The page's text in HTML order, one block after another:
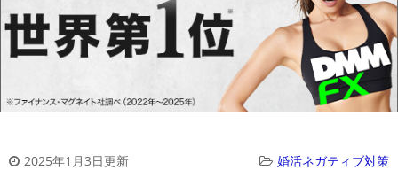
2025年1月3日更新 婚活ネガティブ対策